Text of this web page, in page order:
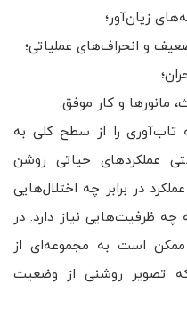
زیان‌آور؛
و انحراف‌های عملیاتی؛
مانورها و کار موفق.
را از سطح کلی به
عملکردهای حیاتی روشن
در برابر چه اختلال‌هایی
ظرفیت‌هایی نیاز دارد. در
است به مجموعه‌ای از
تصویر روشنی از وضعیت